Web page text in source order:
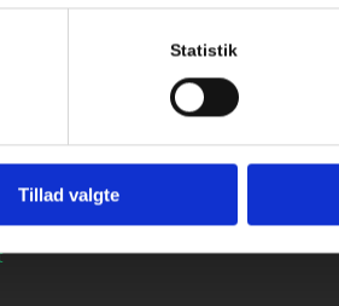
Statistik
Tillad valgte